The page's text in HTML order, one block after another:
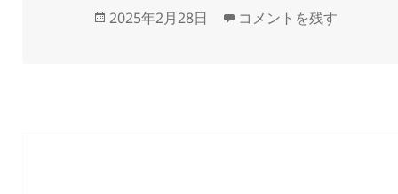
投
2025年2月28日 急拡大するすきまバイ
コメントを残す